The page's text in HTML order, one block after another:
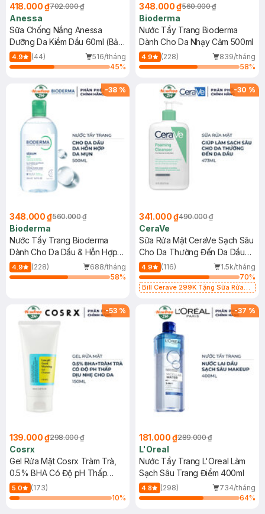
418.000 ₫702.000 ₫
Anessa
Sữa Chống Nắng Anessa
Dưỡng Da Kiềm Dầu 60ml (Bản
Mới)
4.9 (44)
516/tháng
45%
348.000 ₫560.000 ₫
Bioderma
Nước Tẩy Trang Bioderma
Dành Cho Da Nhạy Cảm 500ml
4.9 (228)
839/tháng
58%
-38 %
348.000 ₫560.000 ₫
Bioderma
Nước Tẩy Trang Bioderma
Dành Cho Da Dầu & Hỗn Hợp
500ml
4.9 (228)
688/tháng
58%
-30 %
341.000 ₫490.000 ₫
CeraVe
Sữa Rửa Mặt CeraVe Sạch Sâu
Cho Da Thường Đến Da Dầu
473ml
4.9 (116)
1.5k/tháng
70%
Bill Cerave 299K Tặng Sữa Rửa
-53 %
139.000 ₫298.000 ₫
Cosrx
Gel Rửa Mặt Cosrx Tràm Trà,
0.5% BHA Có Độ pH Thấp
150ml
5.0
(173)
10%
-37 %
181.000 ₫289.000 ₫
L'Oreal
Nước Tẩy Trang L'Oreal Làm
Sạch Sâu Trang Điểm 400ml
4.8 (298)
734/tháng
64%